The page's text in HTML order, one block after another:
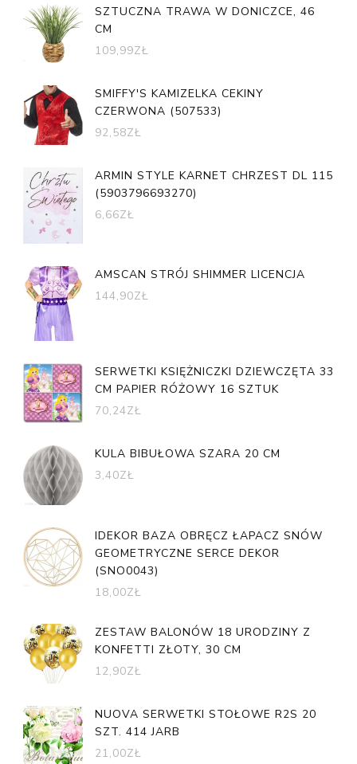
SZTUCZNA TRAWA W DONICZCE, 46
CM
109,99ZŁ
SMIFFY'S KAMIZELKA CEKINY
CZERWONA (507533)
92,58ZŁ
ARMIN STYLE KARNET CHRZEST DL 115
(5903796693270)
6,66ZŁ
AMSCAN STRÓJ SHIMMER LICENCJA
144,90ZŁ
SERWETKI KSIĘŻNICZKI DZIEWCZĘTA 33
CM PAPIER RÓŻOWY 16 SZTUK
70,24ZŁ
KULA BIBUŁOWA SZARA 20 CM
3,40ZŁ
IDEKOR BAZA OBRĘCZ ŁAPACZ SNÓW
GEOMETRYCZNE SERCE DEKOR
(SNO0043)
18,00ZŁ
ZESTAW BALONÓW 18 URODZINY Z
KONFETTI ZŁOTY, 30 CM
12,90ZŁ
NUOVA SERWETKI STOŁOWE R2S 20
SZT. 414 JARB
21,00ZŁ